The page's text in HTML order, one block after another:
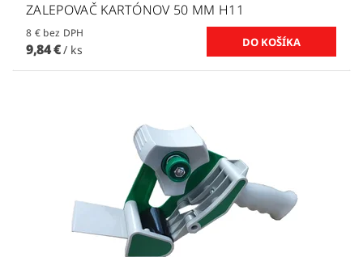
ZALEPOVAČ KARTÓNOV 50 MM H11
8 € bez DPH
9,84 €/ ks